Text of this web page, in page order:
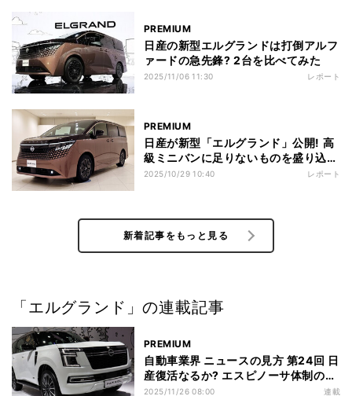
PREMIUM
日産の新型エルグランドは打倒アルフ
ァードの急先鋒? 2台を比べてみた
2025/11/06 11:30 レポート
PREMIUM
日産が新型「エルグランド」公開! 高
級ミニバンに足りないものを盛り込ん
だ?
2025/10/29 10:40 レポート
新着記事をもっと見る
「エルグランド」の連載記事
PREMIUM
自動車業界 ニュースの見方 第24回 日
産復活なるか? エスピノーサ体制の商
品投入策を問う
2025/11/26 08:00 連載